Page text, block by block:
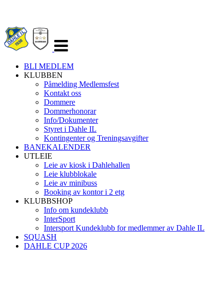
navigasjon
BLI MEDLEM
KLUBBEN
Påmelding Medlemsfest
Kontakt oss
Dommere
Dommerhonorar
Info/Dokumenter
Styret i Dahle IL
Kontingenter og Treningsavgifter
BANEKALENDER
UTLEIE
Leie av kiosk i Dahlehallen
Leie klubblokale
Leie av minibuss
Booking av kontor i 2 etg
KLUBBSHOP
Info om kundeklubb
InterSport
Intersport Kundeklubb for medlemmer av Dahle IL
SQUASH
DAHLE CUP 2026